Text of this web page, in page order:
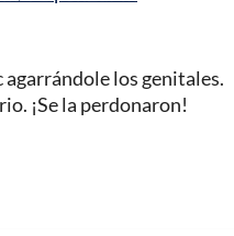
los genitales.
¡Se la perdonaron!